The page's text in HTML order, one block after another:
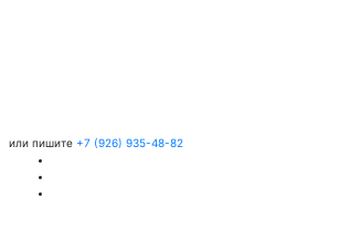
или пишите +7 (926) 935-48-82